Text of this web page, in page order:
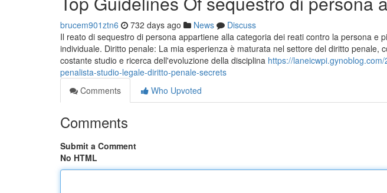
brucem901ztn6 732 days ago News
Discuss
Il reato di sequestro di persona appartiene alla categoria dei reati contro la persona e
individuale. Diritto penale: La mia esperienza è maturata nel settore del diritto penale,
costante studio e ricerca dell'evoluzione della disciplina https://
penalista-studio-legale-diritto-penale-secrets
Comments
Who Upvoted
Comments
Submit a Comment
No HTML